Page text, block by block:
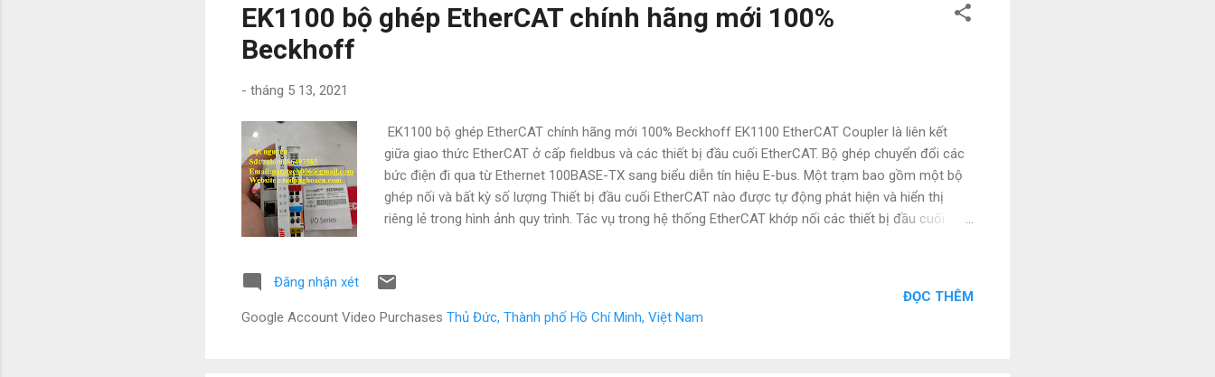
EK1100 bộ ghép EtherCAT chính hãng mới 100%
Beckhoff
- tháng 5 13, 2021
EK1100 bộ ghép EtherCAT chính hãng mới 100% Beckhoff EK1100 EtherCAT Coupler là liên kết
giữa giao thức EtherCAT ở cấp fieldbus và các thiết bị đầu cuối EtherCAT. Bộ ghép chuyển đổi các
bức điện đi qua từ Ethernet 100BASE-TX sang biểu diễn tín hiệu E-bus. Một trạm bao gồm một bộ
ghép nối và bất kỳ số lượng Thiết bị đầu cuối EtherCAT nào được tự động phát hiện và hiển thị
riêng lẻ trong hình ảnh quy trình. Tác vụ trong hệ thống EtherCAT khớp nối các thiết bị đầu cuối
lượng thiết bị đầu cuối EtherCAT lên đến 65.534 Giao thức EtherCAT Độ trễ khoảng. 1 µs Tốc độ
truyền dữ liệu 100 Mbit / s Giao diện bus 2 x RJ45 Nguồn điện 24 V DC (-15% / + 20%) Mức tiêu thụ
hiện tại từ US 70 mA + (∑ E-bus current / 4) NATATECH công ty chuyên cung cấp các thiết bị điện –
Đăng nhận xét
Google Account Video Purchases Thủ Đức, Thành phố Hồ Chí Minh, Việt Nam
ĐỌC THÊM